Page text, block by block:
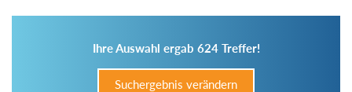
Ihre Auswahl ergab 624 Treffer!
Suchergebnis verändern